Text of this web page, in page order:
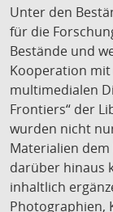
Unter den
für die
Bestände und
Kooperation
multimedialen
Frontiers“ der
wurden nicht
Materialien
darüber hinaus
inhaltlich
Photographien,